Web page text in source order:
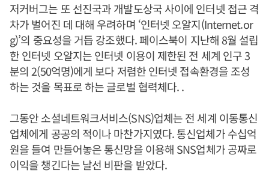
저커버그는 또 선진국과 개발도상국 사이에 인터넷 접근 격
차가 벌어진 데 대해 우려하며 ‘인터넷 오알지(Internet.or
g)’의 중요성을 거듭 강조했다. 페이스북이 지난해 8월 설립
한 인터넷 오알지는 인터넷 이용이 제한된 전 세계 인구 3
분의 2(50억명)에게 보다 저렴한 인터넷 접속환경을 조성
하는 것을 목표로 하는 글로벌 협력체다. .
그동안 소셜네트워크서비스(SNS)업체는 전 세계 이동통신
업체에게 공공의 적이나 마찬가지였다. 통신업체가 수십억
원을 들여 만들어놓은 통신망을 이용해 SNS업체가 공짜로
이익을 챙긴다는 날선 비판을 받았다.